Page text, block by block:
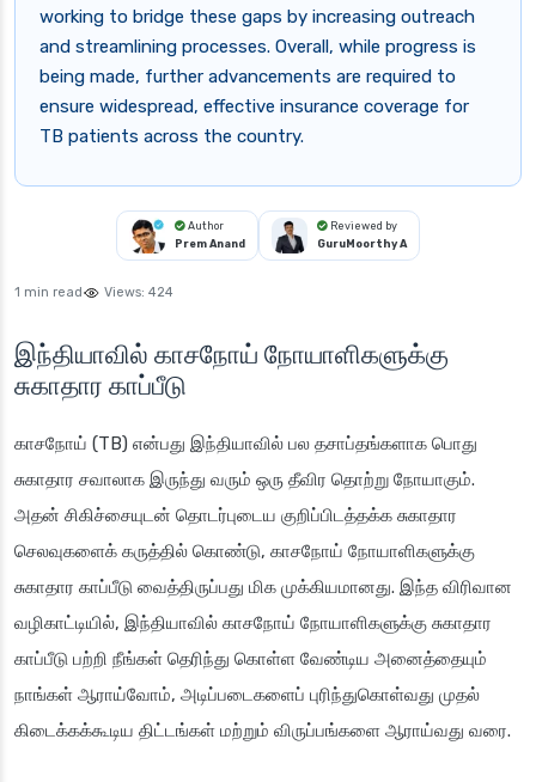
working to bridge these gaps by increasing outreach
and streamlining processes. Overall, while progress is
being made, further advancements are required to
ensure widespread, effective insurance coverage for
TB patients across the country.
Author
Prem Anand
Reviewed by
GuruMoorthy A
1 min read Views: 424
இந்தியாவில் காசநோய் நோயாளிகளுக்கு
சுகாதார காப்பீடு
காசநோய் (TB) என்பது இந்தியாவில் பல தசாப்தங்களாக பொது
சுகாதார சவாலாக இருந்து வரும் ஒரு தீவிர தொற்று நோயாகும்.
அதன் சிகிச்சையுடன் தொடர்புடைய குறிப்பிடத்தக்க சுகாதார
செலவுகளைக் கருத்தில் கொண்டு, காசநோய் நோயாளிகளுக்கு
சுகாதார காப்பீடு வைத்திருப்பது மிக முக்கியமானது. இந்த விரிவான
வழிகாட்டியில், இந்தியாவில் காசநோய் நோயாளிகளுக்கு சுகாதார
காப்பீடு பற்றி நீங்கள் தெரிந்து கொள்ள வேண்டிய அனைத்தையும்
நாங்கள் ஆராய்வோம், அடிப்படைகளைப் புரிந்துகொள்வது முதல்
கிடைக்கக்கூடிய திட்டங்கள் மற்றும் விருப்பங்களை ஆராய்வது வரை.